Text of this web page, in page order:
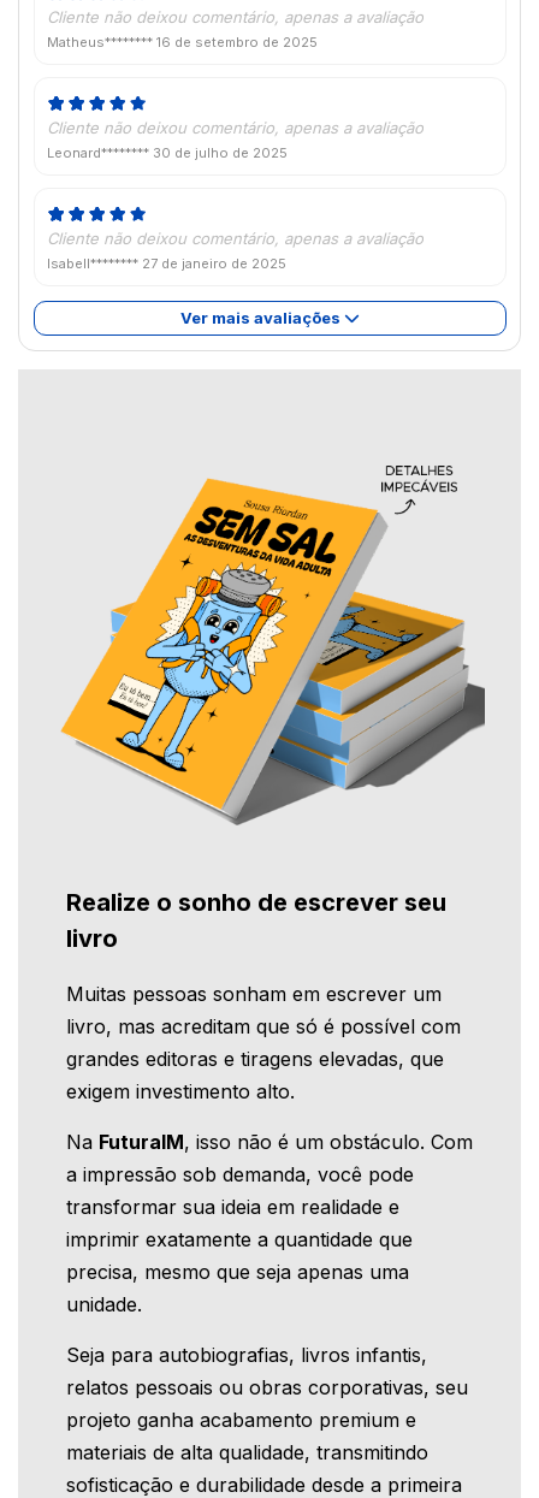
Cliente não deixou comentário, apenas a avaliação
Matheus******** 16 de setembro de 2025
Cliente não deixou comentário, apenas a avaliação
Leonard******** 30 de julho de 2025
Cliente não deixou comentário, apenas a avaliação
Isabell******** 27 de janeiro de 2025
Ver mais avaliações
Realize o sonho de escrever seu
livro
Muitas pessoas sonham em escrever um
livro, mas acreditam que só é possível com
grandes editoras e tiragens elevadas, que
exigem investimento alto.
Na FuturaIM, isso não é um obstáculo. Com
a impressão sob demanda, você pode
transformar sua ideia em realidade e
imprimir exatamente a quantidade que
precisa, mesmo que seja apenas uma
unidade.
Seja para autobiografias, livros infantis,
relatos pessoais ou obras corporativas, seu
projeto ganha acabamento premium e
materiais de alta qualidade, transmitindo
sofisticação e durabilidade desde a primeira